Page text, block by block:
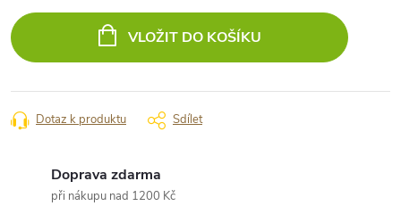
cena:
VLOŽIT DO KOŠÍKU
Dotaz k produktu Sdílet
Doprava zdarma
při nákupu nad 1200 Kč